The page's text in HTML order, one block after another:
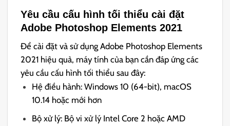
Yêu cầu cấu hình tối thiểu cài đặt
Adobe Photoshop Elements 2021
Để cài đặt và sử dụng Adobe Photoshop Elements
2021 hiệu quả, máy tính của bạn cần đáp ứng các
yêu cầu cấu hình tối thiểu sau đây:
Hệ điều hành: Windows 10 (64-bit), macOS
10.14 hoặc mới hơn
Bộ xử lý: Bộ vi xử lý Intel Core 2 hoặc AMD